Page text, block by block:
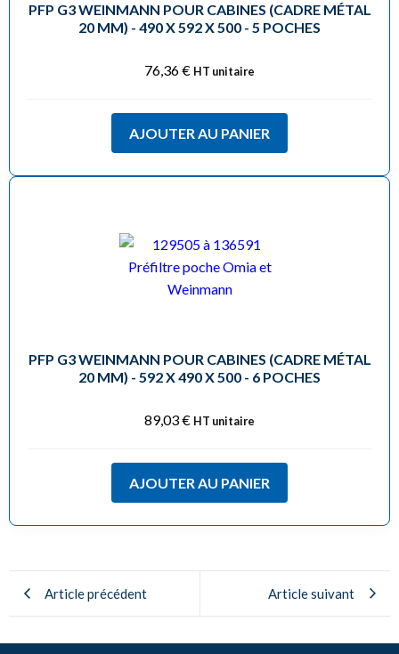
PFP G3 WEINMANN POUR CABINES (CADRE MÉTAL
20 MM) - 490 X 592 X 500 - 5 POCHES
76,36€ HT unitaire
AJOUTER AU PANIER
PFP G3 WEINMANN POUR CABINES (CADRE MÉTAL
20 MM) - 592 X 490 X 500 - 6 POCHES
89,03€ HT unitaire
AJOUTER AU PANIER
Article précédent Article suivant